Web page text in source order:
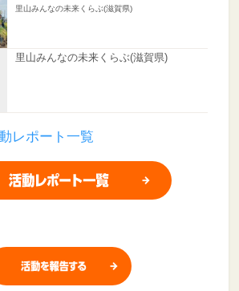
里山みんなの未来くらぶ(滋賀県)
里山みんなの未来くらぶ(滋賀県)
レポート一覧